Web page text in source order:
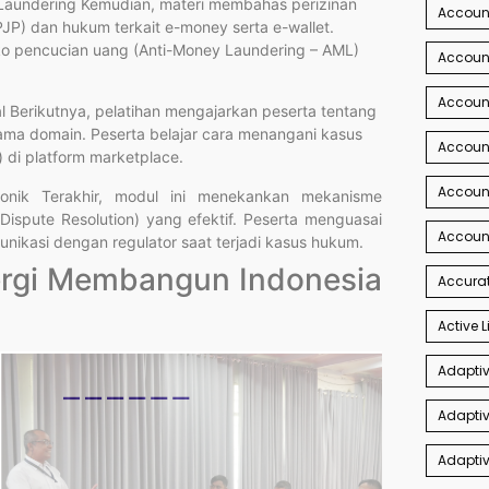
dan hukum terkait e-money serta e-wallet.
pencucian uang (Anti-Money Laundering – AML)
Berikutnya, pelatihan mengajarkan peserta tentang
domain. Peserta belajar cara menangani kasus
di platform marketplace.
Terakhir, modul ini menekankan mekanisme
Resolution) yang efektif. Peserta menguasai
dengan regulator saat terjadi kasus hukum.
Membangun Indonesia
Active